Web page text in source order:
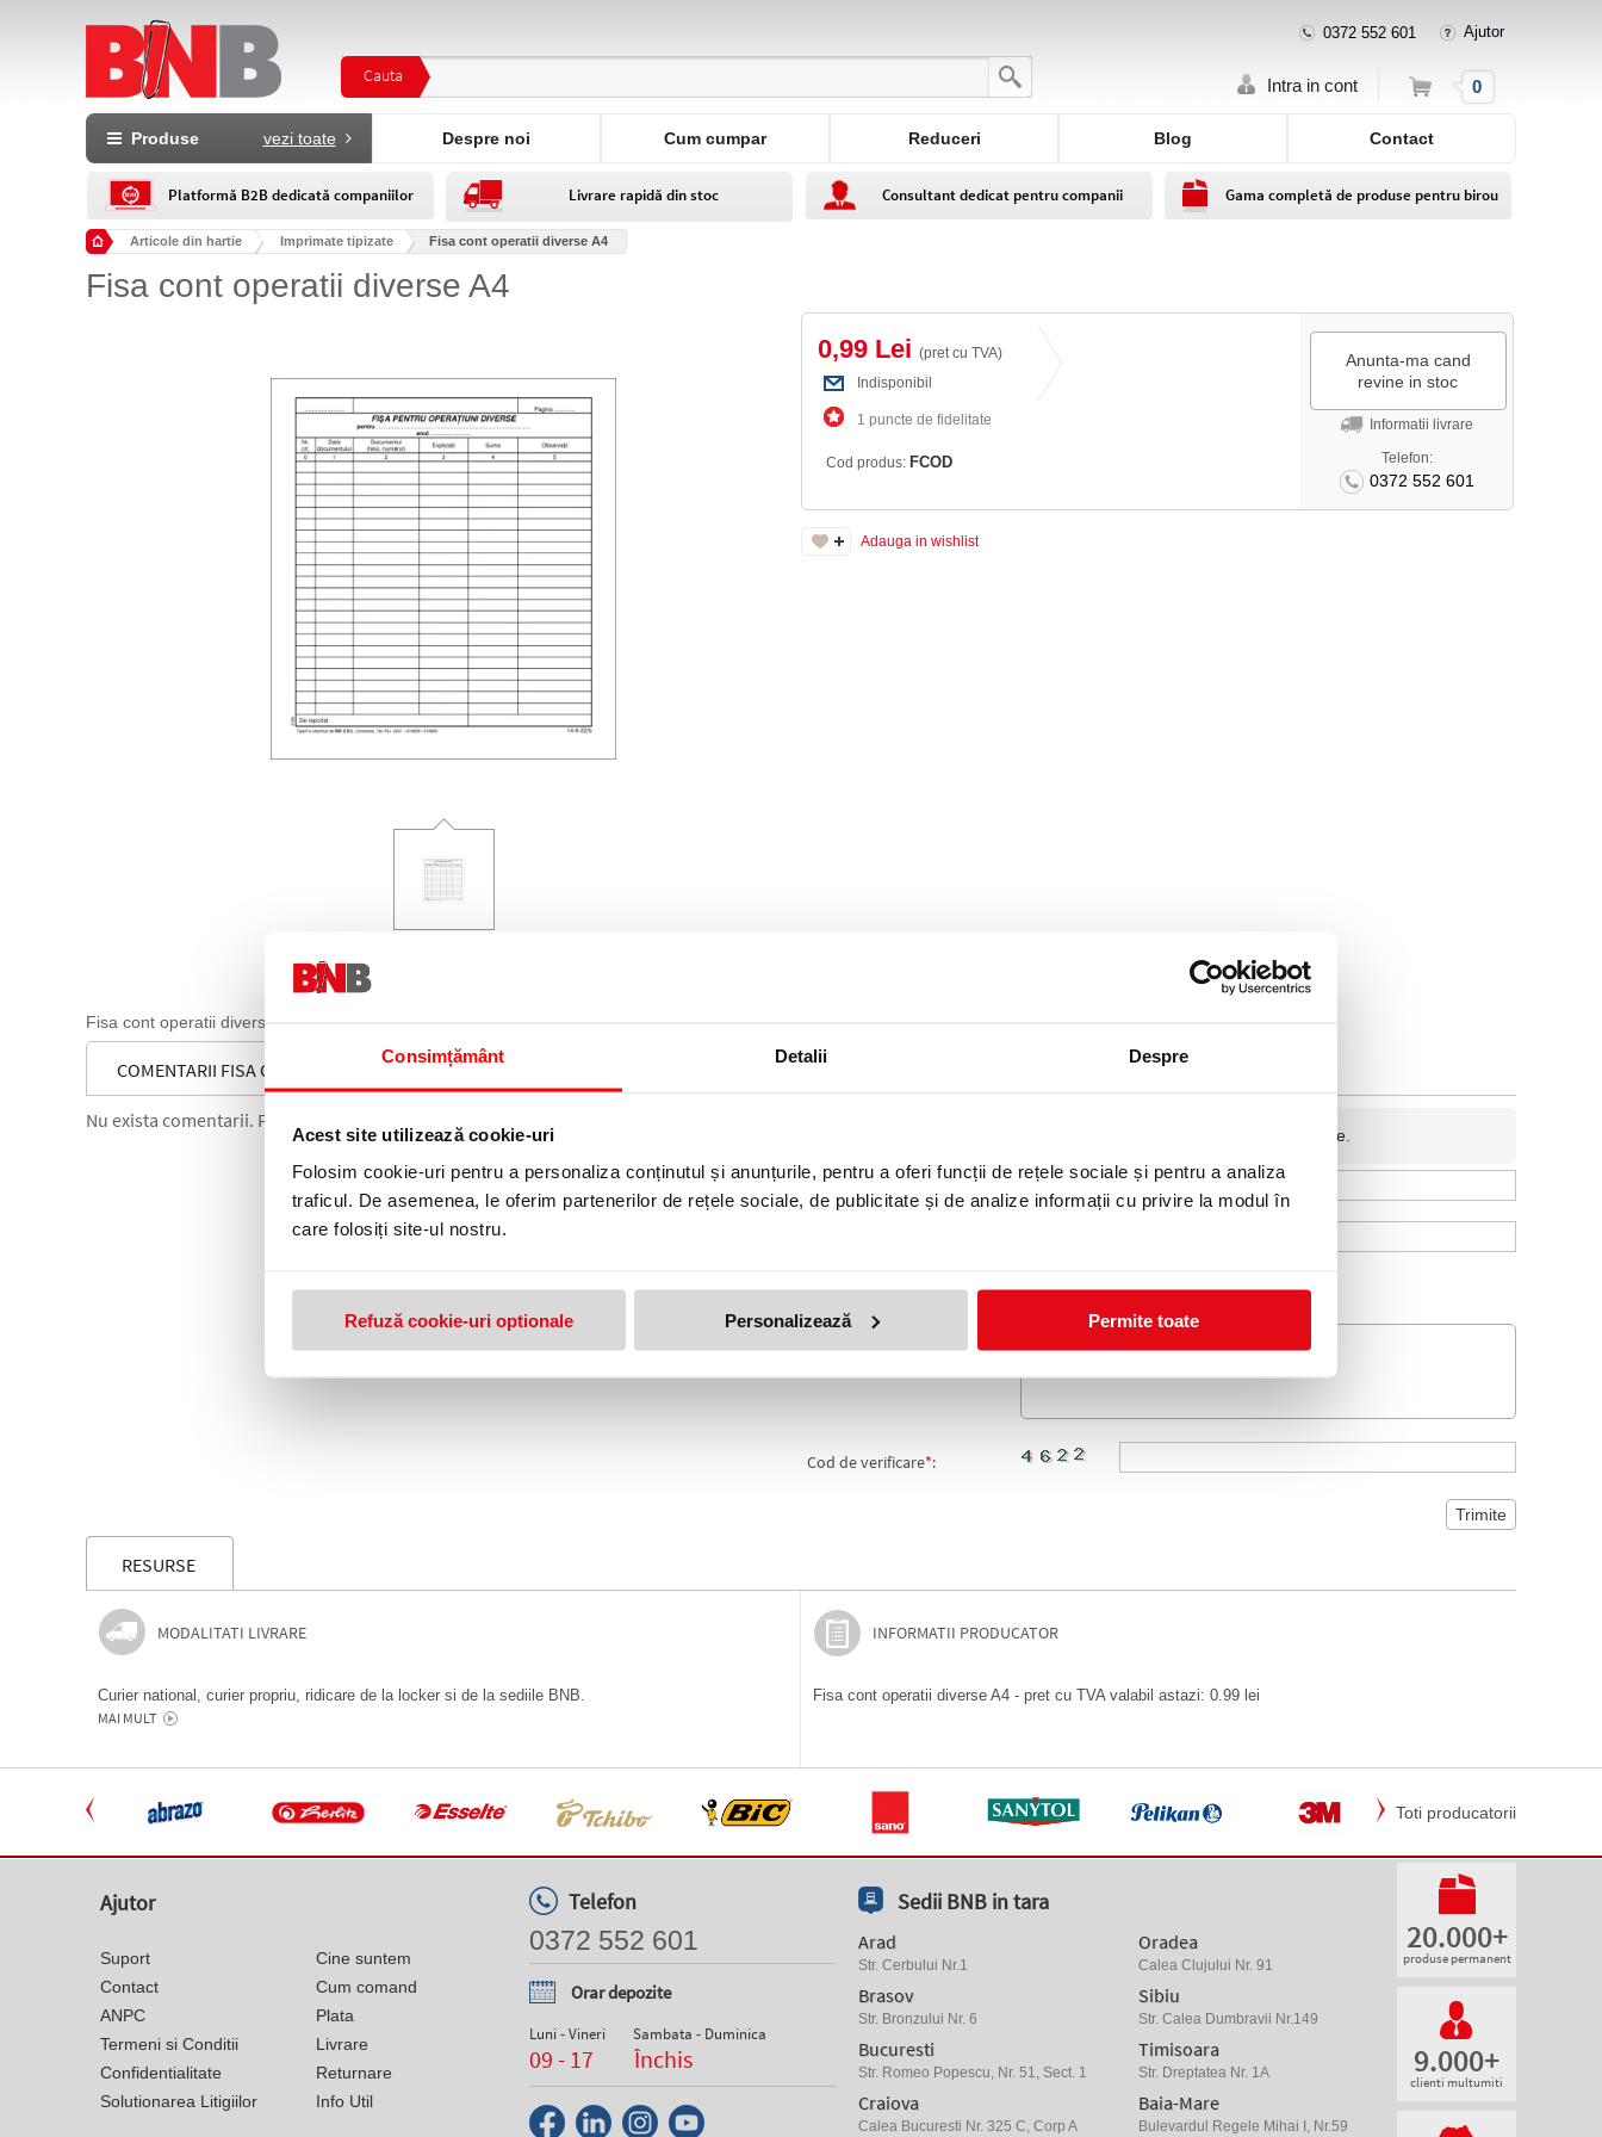
Consimțământ Detalii Despre
Acest site utilizează cookie-uri
Folosim cookie-uri pentru a personaliza conținutul și anunțurile, pentru a oferi funcții de rețele sociale și pentru a analiza
traficul. De asemenea, le oferim partenerilor de rețele sociale, de publicitate și de analize informații cu privire la modul în
care folosiți site-ul nostru.
Refuză cookie-uri optionale Personalizează Permite toate
Cauta
0372 552 601 Ajutor
Intra in cont Cos 0
Produse vezi toate Despre noi Cum cumpar Reduceri Blog Contact
Platformă B2B dedicată companiilor Livrare rapidă din stoc Consultant dedicat pentru companii Gama completă de produse pentru birou
Articole din hartie Imprimate tipizate Fisa cont operatii diverse A4
Fisa cont operatii diverse A4
0,99 Lei (pret cu TVA)
Indisponibil
1 puncte de fidelitate
Cod produs: FCOD
Anunta-ma cand
revine in stoc
Informatii livrare
Telefon:
0372 552 601
Adauga in wishlist
Fisa cont operatii diverse A4.
COMENTARII FISA CONT OPERATII DIVERSE A4
Nu exista comentarii. Fii primul care comenteaza acest produs!
Adresa de e-mail ramane confidentiala si nu va fi afisata pe site.
Nume :
Nota
Cod de verificare*:
RESURSE
MODALITATI LIVRARE
Curier national, curier propriu, ridicare de la locker si de la sediile BNB.
MAI MULT
INFORMATII PRODUCATOR
Fisa cont operatii diverse A4 - pret cu TVA valabil astazi: 0.99 lei
Toti producatorii
Ajutor
Suport
Contact
ANPC
Termeni si Conditii
Confidentialitate
Solutionarea Litigiilor
Cine suntem
Cum comand
Plata
Livrare
Returnare
Info Util
Telefon
0372 552 601
Orar depozite
Luni - Vineri
09 - 17
Sambata - Duminica
Închis
Sedii BNB in tara
Arad
Str. Cerbului Nr.1
Brasov
Str. Bronzului Nr. 6
Bucuresti
Str. Romeo Popescu, Nr. 51, Sect. 1
Craiova
Calea Bucuresti Nr. 325 C, Corp A
Oradea
Calea Clujului Nr. 91
Sibiu
Str. Calea Dumbravii Nr.149
Timisoara
Str. Dreptatea Nr. 1A
Baia-Mare
Bulevardul Regele Mihai I, Nr.59
20.000+
produse permanent
9.000+
clienti multumiti